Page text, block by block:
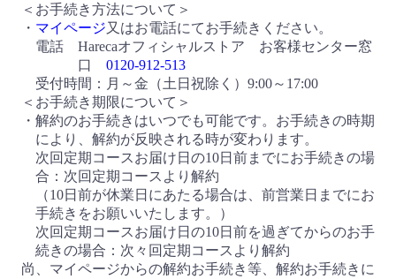
＜お手続き方法について＞
・ マイページ又はお電話にてお手続きください。
電話 Harecaオフィシャルストア お客様センター窓
口 0120-912-513
受付時間：月～金（土日祝除く）9:00～17:00
＜お手続き期限について＞
・解約のお手続きはいつでも可能です。お手続きの時期
により、解約が反映される時が変わります。
次回定期コースお届け日の10日前までにお手続きの場
合：次回定期コースより解約
（10日前が休業日にあたる場合は、前営業日までにお
手続きをお願いいたします。）
次回定期コースお届け日の10日前を過ぎてからのお手
続きの場合：次々回定期コースより解約
尚、マイページからの解約お手続き等、解約お手続きに